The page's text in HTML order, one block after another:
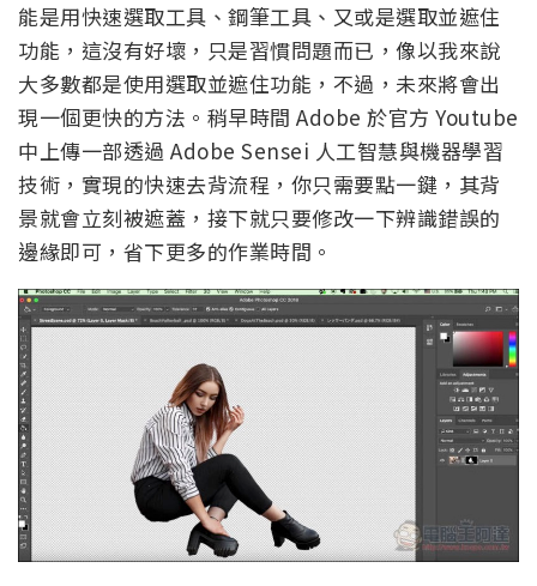
能是用快速選取工具、鋼筆工具、又或是選取並遮住
功能，這沒有好壞，只是習慣問題而已，像以我來說
大多數都是使用選取並遮住功能，不過，未來將會出
現一個更快的方法。稍早時間 Adobe 於官方 Youtube
中上傳一部透過 Adobe Sensei 人工智慧與機器學習
技術，實現的快速去背流程，你只需要點一鍵，其背
景就會立刻被遮蓋，接下就只要修改一下辨識錯誤的
邊緣即可，省下更多的作業時間。